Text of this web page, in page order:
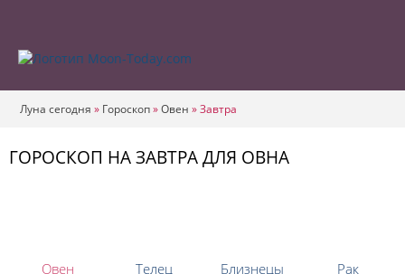
Луна сегодня » Гороскоп»Овен »Завтра
ГОРОСКОП НА ЗАВТРА ДЛЯ ОВНА
Овен Телец Близнецы Рак